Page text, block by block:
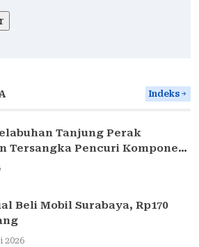
Indeks
Tanjung Perak
Tersangka Pencuri Komponen
di Surabaya
Beli Mobil Surabaya, Rp170
2026